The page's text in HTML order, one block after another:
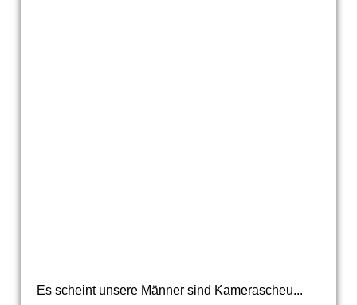
Es scheint unsere Männer sind Kamerascheu...